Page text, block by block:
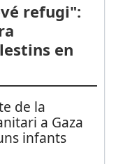
refugi":
en
de la
a Gaza
infants